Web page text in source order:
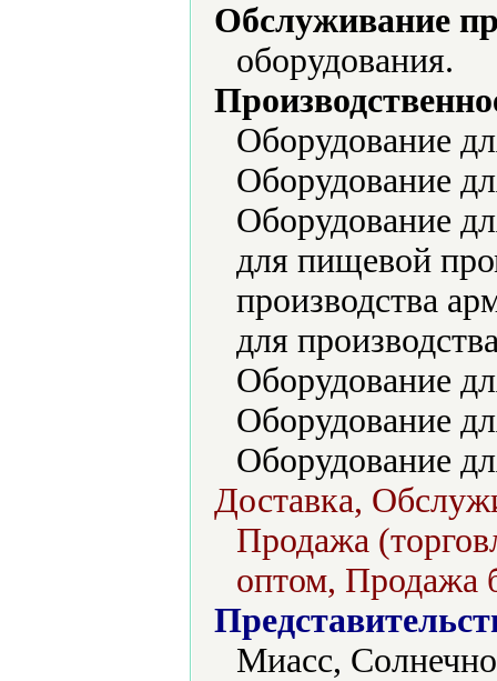
Обслуживание
оборудования.
Оборудование
Оборудование
Оборудование
для пищевой
производства
для
Оборудование
Оборудование
Оборудование
Доставка,
Продажа
оптом, Продажа
Миасс,